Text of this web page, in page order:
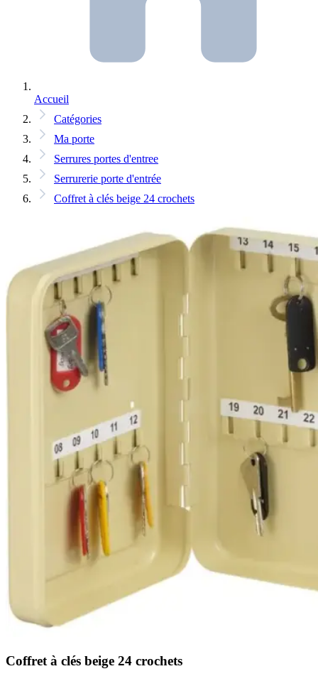
Accueil
Catégories
Ma porte
Serrures portes d'entree
Serrurerie porte d'entrée
Coffret à clés beige 24 crochets
Coffret à clés beige 24 crochets